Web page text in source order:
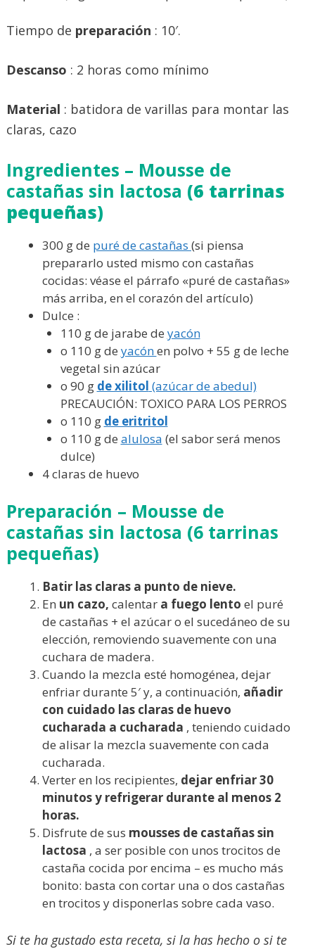
Tiempo de preparación : 10′.
Descanso : 2 horas como mínimo
Material : batidora de varillas para montar las
claras, cazo
Ingredientes – Mousse de
castañas sin lactosa (6 tarrinas
pequeñas)
300 g de puré de castañas (si piensa
prepararlo usted mismo con castañas
cocidas: véase el párrafo «puré de castañas»
más arriba, en el corazón del artículo)
Dulce :
110 g de jarabe de yacón
o 110 g de yacónen polvo + 55 g de leche
vegetal sin azúcar
o 90 g de xilitol (azúcar de abedul)
PRECAUCIÓN: TOXICO PARA LOS PERROS
o 110 g de eritritol
o 110 g de alulosa (el sabor será menos
dulce)
4 claras de huevo
Preparación – Mousse de
castañas sin lactosa (6 tarrinas
pequeñas)
Batir las claras a punto de nieve.
En un cazo, calentar a fuego lento el puré
de castañas + el azúcar o el sucedáneo de su
elección, removiendo suavemente con una
cuchara de madera.
Cuando la mezcla esté homogénea, dejar
enfriar durante 5′ y, a continuación, añadir
con cuidado las claras de huevo
cucharada a cucharada , teniendo cuidado
de alisar la mezcla suavemente con cada
cucharada.
Verter en los recipientes, dejar enfriar 30
minutos y refrigerar durante al menos 2
horas.
Disfrute de sus mousses de castañas sin
lactosa , a ser posible con unos trocitos de
castaña cocida por encima – es mucho más
bonito: basta con cortar una o dos castañas
en trocitos y disponerlas sobre cada vaso.
Si te ha gustado esta receta, si la has hecho o si te